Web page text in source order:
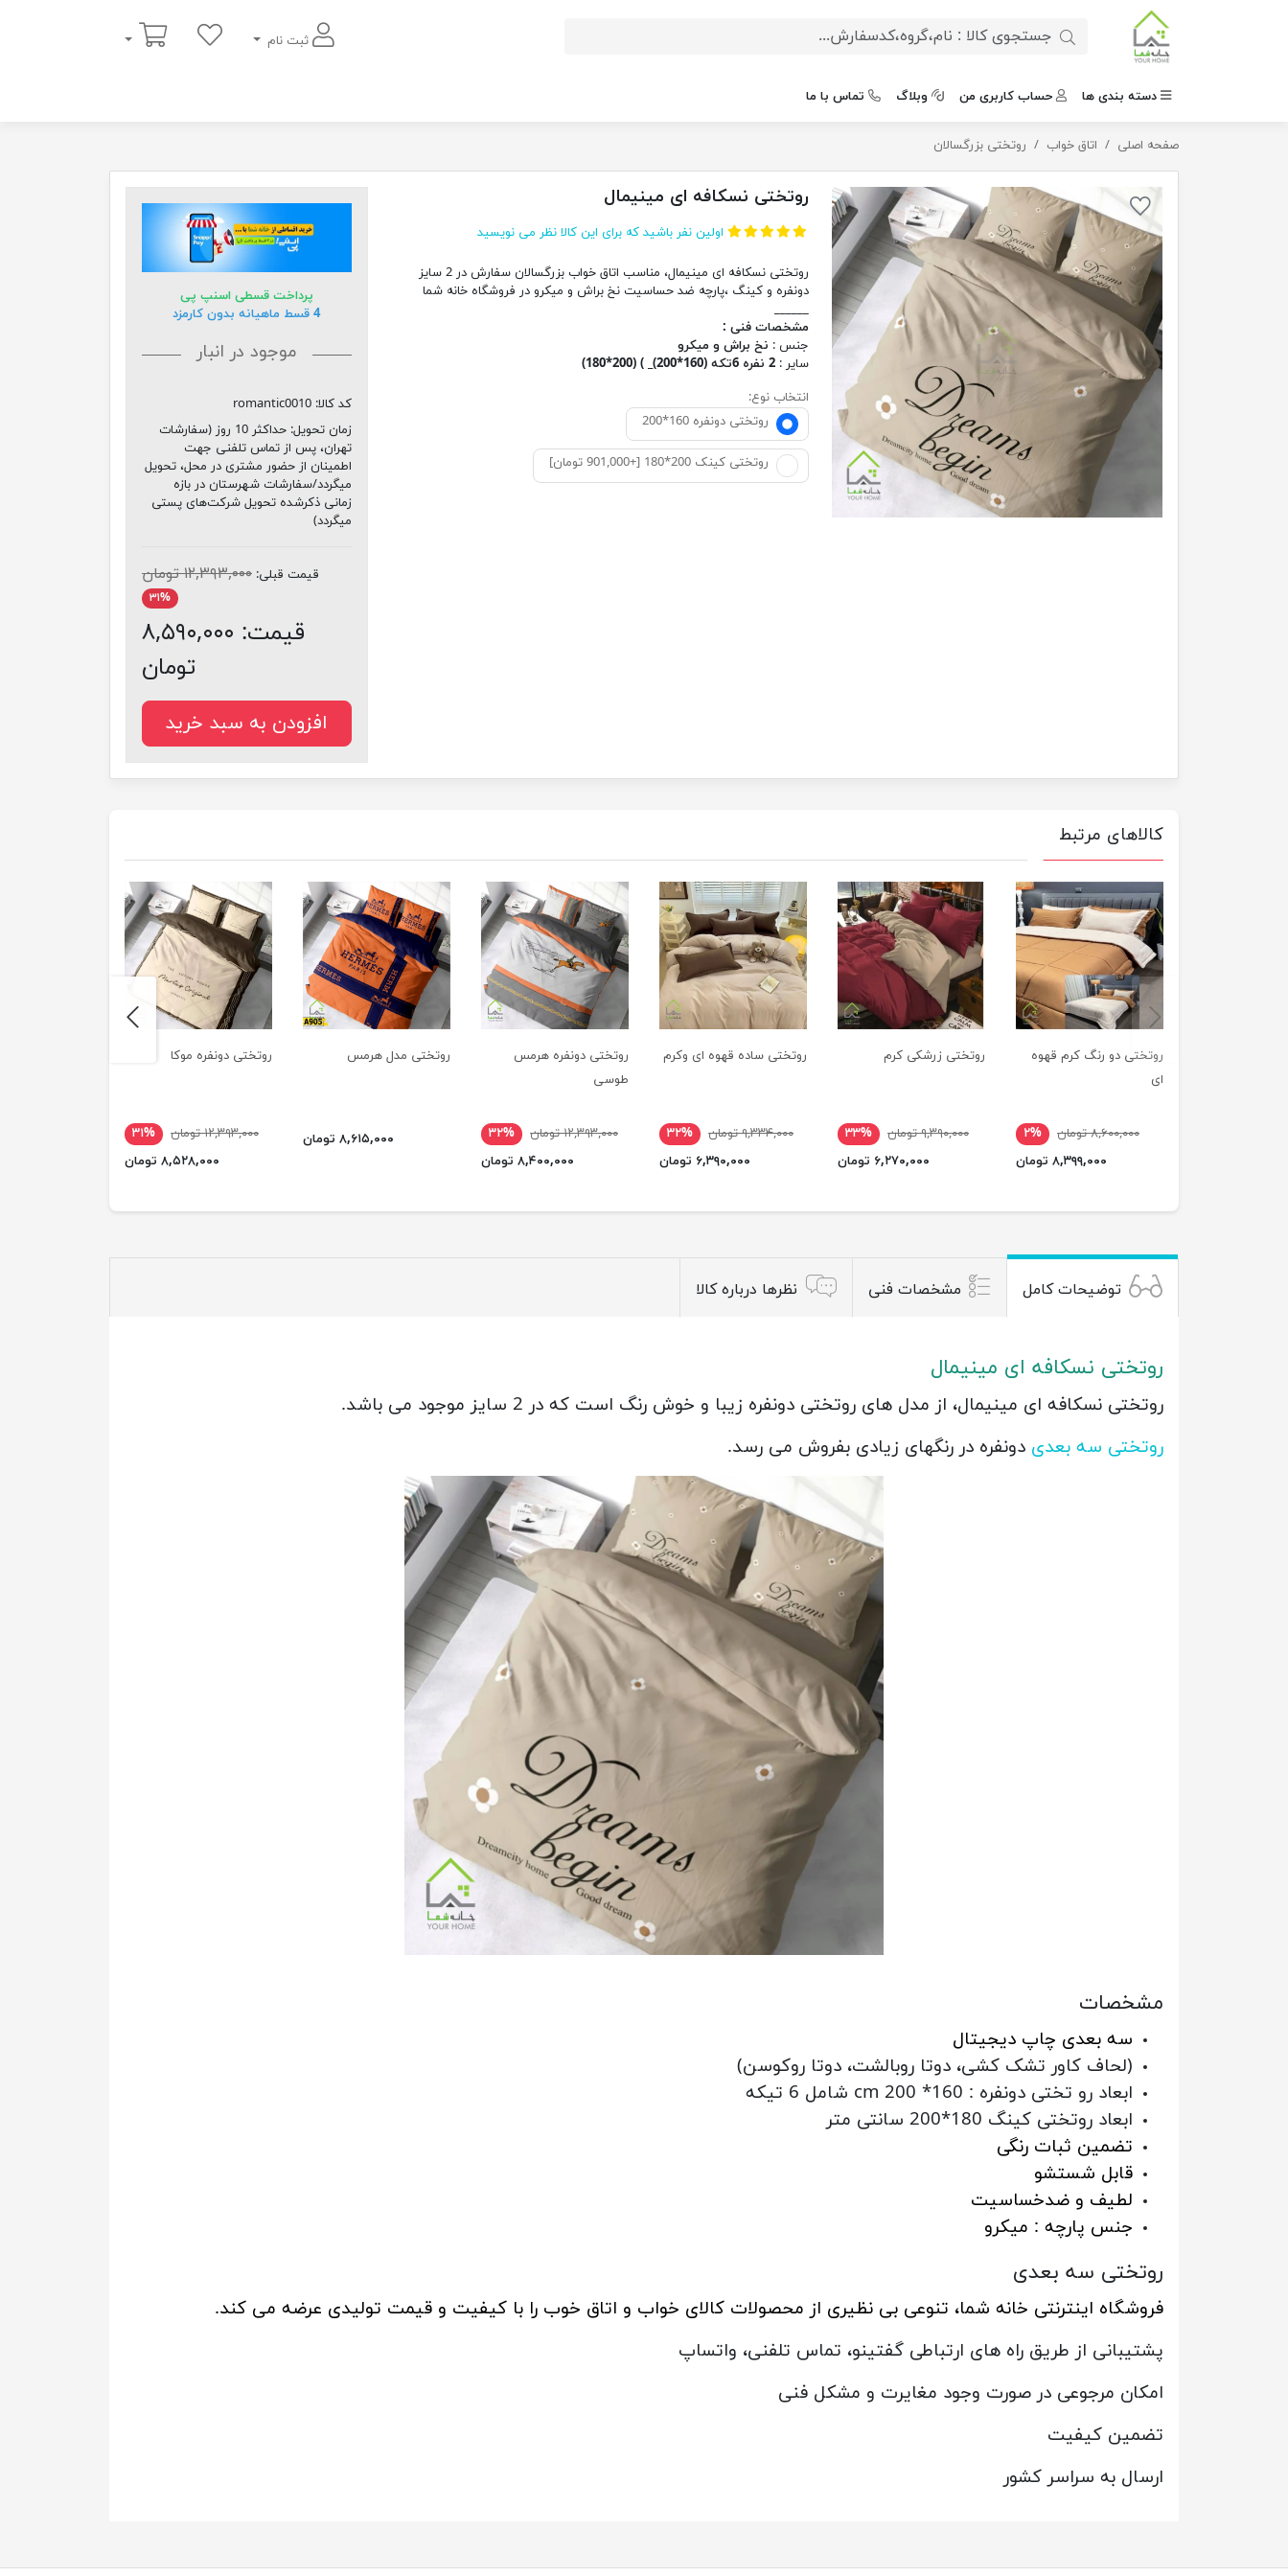
ثبت نام
سبد خرید
دسته بندی ها حساب کاربری من وبلاگ تماس با ما
صفحه اصلی اتاق خواب روتختی بزرگسالانروتختی نسکافه ای مینیمال
روتختی نسکافه ای مینیمال
اولین نفر باشید که برای این کالا نظر می نویسید
روتختی نسکافه ای مینیمال، مناسب اتاق خواب بزرگسالان سفارش در 2 سایز
دونفره و کینگ ،پارچه ضد حساسیت نخ براش و میکرو در فروشگاه خانه شما
______
مشخصات فنی :
جنس : نخ براش و میکرو
سایر : 2 نفره 6تکه (160*200)_ ) (200*180)
انتخاب نوع:
روتختی دونفره 160*200
روتختی کینک 200*180 [+901,000 تومان]
پرداخت قسطی اسنپ پی
4 قسط ماهیانه بدون کارمزد
موجود در انبار
کد کالا: romantic0010
زمان تحویل:
حداکثر 10 روز (سفارشات
تهران، پس از تماس تلفنی جهت
اطمینان از حضور مشتری در محل، تحویل
میگردد/سفارشات شهرستان در بازه
زمانی ذکرشده تحویل شرکت‌های پستی
میگردد)
قیمت قبلی: ۱۲,۳۹۳,۰۰۰ تومان
۳۱%
قیمت: ۸,۵۹۰,۰۰۰
تومان
افزودن به سبد خرید
کالاهای مرتبط
روتختی دو رنگ کرم قهوه
ای
۸,۶۰۰,۰۰۰ تومان
۲%
۸,۳۹۹,۰۰۰ تومان
روتختی زرشکی کرم
۹,۳۹۰,۰۰۰ تومان
۳۳%
۶,۲۷۰,۰۰۰ تومان
روتختی ساده قهوه ای وکرم
۹,۳۳۴,۰۰۰ تومان
۳۲%
۶,۳۹۰,۰۰۰ تومان
روتختی دونفره هرمس
طوسی
۱۲,۳۹۳,۰۰۰ تومان
۳۲%
۸,۴۰۰,۰۰۰ تومان
روتختی مدل هرمس
۸,۶۱۵,۰۰۰ تومان
روتختی دونفره موکا
۱۲,۳۹۳,۰۰۰ تومان
۳۱%
۸,۵۲۸,۰۰۰ تومان
previus
next
توضیحات کامل مشخصات فنی نظرها درباره کالا
روتختی نسکافه ای مینیمال
روتختی نسکافه ای مینیمال، از مدل های روتختی دونفره زیبا و خوش رنگ است که در 2 سایز موجود می باشد.
روتختی سه بعدی دونفره در رنگهای زیادی بفروش می رسد.
مشخصات
سه بعدی چاپ دیجیتال
(لحاف کاور تشک کشی، دوتا روبالشت، دوتا روکوسن)
ابعاد رو تختی دونفره : 160* 200 cm شامل 6 تیکه
ابعاد روتختی کینگ 180*200 سانتی متر
تضمین ثبات رنگی
قابل شستشو
لطیف و ضدخساسیت
جنس پارچه : میکرو
روتختی سه بعدی
فروشگاه اینترنتی خانه شما، تنوعی بی نظیری از محصولات کالای خواب و اتاق خوب را با کیفیت و قیمت تولیدی عرضه می کند.
پشتیبانی از طریق راه های ارتباطی گفتینو، تماس تلفنی، واتساپ
امکان مرجوعی در صورت وجود مغایرت و مشکل فنی
تضمین کیفیت
ارسال به سراسر کشور